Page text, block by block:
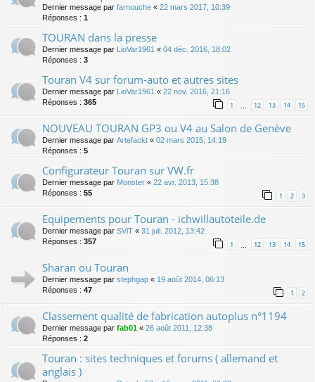
Dernier message par farnouche « 22 mars 2017, 10:39
Réponses : 1
TOURAN dans la presse
Dernier message par LioVar1961 « 04 déc. 2016, 18:02
Réponses : 3
Touran V4 sur forum-auto et autres sites
Dernier message par LioVar1961 « 22 nov. 2016, 21:16
Réponses : 365 1 12 13 14 15
NOUVEAU TOURAN GP3 ou V4 au Salon de Genève
Dernier message par Artefackt « 02 mars 2015, 14:19
Réponses : 5
Configurateur Touran sur VW.fr
Dernier message par Monster « 22 avr. 2013, 15:38
Réponses : 55 1 2 3
Equipements pour Touran - ichwillautoteile.de
Dernier message par SViT « 31 juil. 2012, 13:42
Réponses : 357 1 12 13 14 15
Sharan ou Touran
Dernier message par stephgap « 19 août 2014, 06:13
Réponses : 47 1 2
Classement qualité de fabrication autoplus n°1194
Dernier message par fab01 « 26 août 2011, 12:38
Réponses : 2
Touran : sites techniques et forums ( allemand et
anglais )